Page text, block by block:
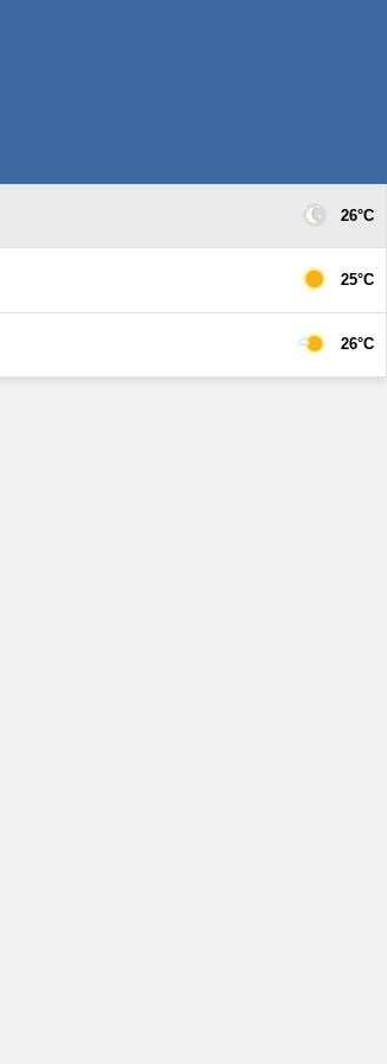
26°C
25°C
26°C